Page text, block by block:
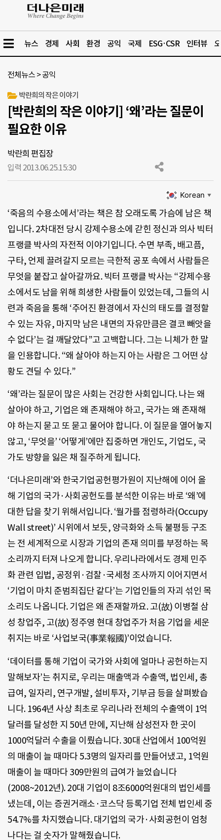
뉴스 경제 사회 환경 공익 국제 ESG·CSR 인터뷰
전체뉴스 >공익
박란희의 작은 이야기
[박란희의 작은 이야기] ‘왜’라는 질문이
필요한 이유
박란희 편집장
입력 2013.06.25.15:30
Korean ▼
‘죽음의 수용소에서’라는 책은 참 오래도록 가슴에 남은 책
입니다. 2차대전 당시 강제수용소에 갇힌 정신과 의사 빅터
프랭클 박사의 자전적 이야기입니다. 수면 부족, 배고픔,
구타, 언제 끌려갈지 모르는 극한적 공포 속에서 사람들은
무엇을 붙잡고 살아갈까요. 빅터 프랭클 박사는 “강제수용
소에서도 남을 위해 희생한 사람들이 있었는데, 그들의 시
련과 죽음을 통해 ‘주어진 환경에서 자신의 태도를 결정할
수 있는 자유, 마지막 남은 내면의 자유만큼은 결코 빼앗을
수 없다’는 걸 깨달았다”고 고백합니다. 그는 니체가 한 말
을 인용합니다. “왜 살아야 하는지 아는 사람은 그 어떤 상
황도 견딜 수 있다.”
‘왜’라는 질문이 많은 사회는 건강한 사회입니다. 나는 왜
살아야 하고, 기업은 왜 존재해야 하고, 국가는 왜 존재해
야 하는지 묻고 또 묻고 물어야 합니다. 이 질문을 열어놓지
않고, ‘무엇을’ ‘어떻게’에만 집중하면 개인도, 기업도, 국
가도 방향을 잃은 채 질주하게 됩니다.
‘더나은미래’와 한국기업공헌평가원이 지난해에 이어 올
해 기업의 국가·사회공헌도를 분석한 이유는 바로 ‘왜’에
대한 답을 찾기 위해서입니다. ‘월가를 점령하라(Occupy
Wall street)’ 시위에서 보듯, 양극화와 소득 불평등 구조
는 전 세계적으로 시장과 기업의 존재 의미를 부정하는 목
소리까지 터져 나오게 합니다. 우리나라에서도 경제 민주
화 관련 입법, 공정위·검찰·국세청 조사까지 이어지면서
‘기업이 마치 준범죄집단 같다’는 기업인들의 자괴 섞인 목
소리도 나옵니다. 기업은 왜 존재할까요. 고(故) 이병철 삼
성 창업주, 고(故) 정주영 현대 창업주가 처음 기업을 세운
취지는 바로 ‘사업보국(事業報國)’이었습니다.
‘데이터를 통해 기업이 국가와 사회에 얼마나 공헌하는지
말해보자’는 취지로, 우리는 매출액과 수출액, 법인세, 총
급여, 일자리, 연구개발, 설비투자, 기부금 등을 살펴봤습
니다. 1964년 사상 최초로 우리나라 전체의 수출액이 1억
달러를 달성한 지 50년 만에, 지난해 삼성전자 한 곳이
1000억달러 수출을 이뤘습니다. 30대 산업에서 100억원
의 매출이 늘 때마다 5.3명의 일자리를 만들어냈고, 1억원
매출이 늘 때마다 309만원의 급여가 늘었습니다
(2008~2012년). 20대 기업이 8조6000억원대의 법인세를
냈는데, 이는 증권거래소·코스닥 등록기업 전체 법인세 중
54.7%를 차지했습니다. 대기업의 국가·사회공헌이 엄청
나다는 걸 숫자가 말해줬습니다.